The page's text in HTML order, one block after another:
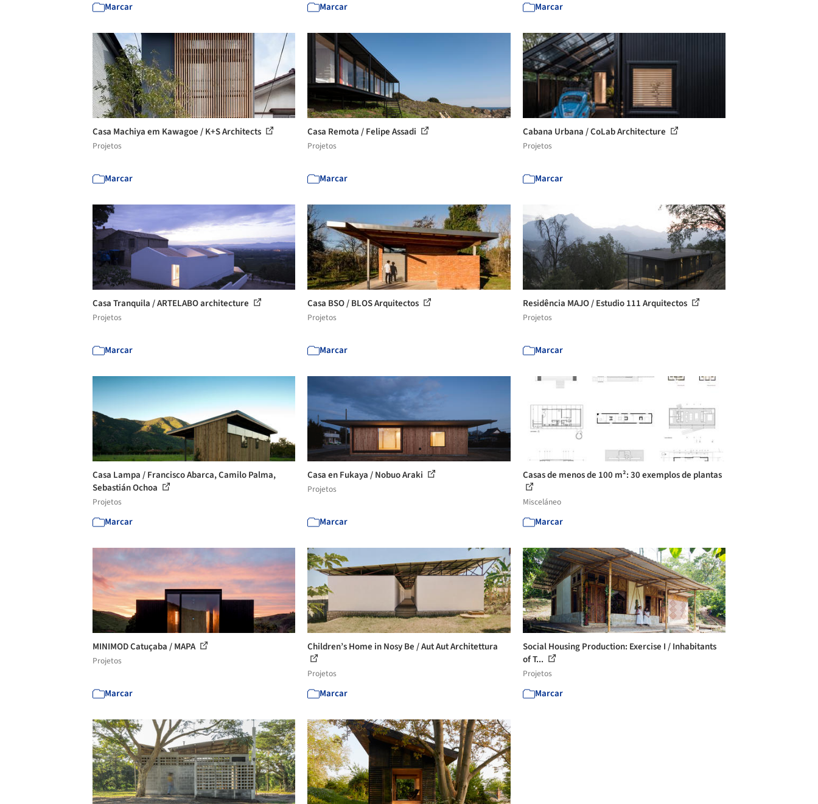
Marcar Marcar Marcar
Casa Machiya em Kawagoe / K+S Architects
Projetos
Marcar
Casa Remota / Felipe Assadi
Projetos
Marcar
Cabana Urbana / CoLab Architecture
Projetos
Marcar
Casa Tranquila / ARTELABO architecture
Projetos
Marcar
Casa BSO / BLOS Arquitectos
Projetos
Marcar
Residência MAJO / Estudio 111 Arquitectos
Projetos
Marcar
Casa Lampa / Francisco Abarca, Camilo Palma,
Sebastián Ochoa
Projetos
Marcar
Casa en Fukaya / Nobuo Araki
Projetos
Marcar
Casas de menos de 100 m²: 30 exemplos de plantas
Misceláneo
Marcar
MINIMOD Catuçaba / MAPA
Projetos
Marcar
Children’s Home in Nosy Be / Aut Aut Architettura
Projetos
Marcar
Social Housing Production: Exercise I / Inhabitants
of T...
Projetos
Marcar